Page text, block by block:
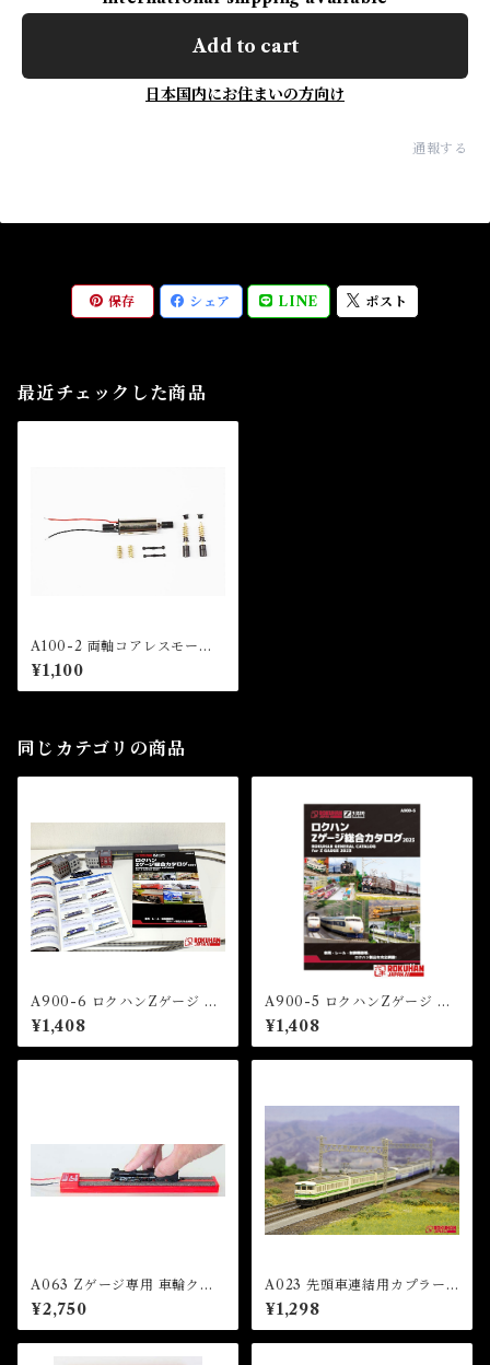
Add to cart
日本国内にお住まいの方向け
通報する
保存 シェア LINE ポスト
最近チェックした商品
A100-2 両軸コアレスモータ
ー (Double Shaft Coreless
Motor)
¥1,100
同じカテゴリの商品
A900-6 ロクハンZゲージ 総
合カタログ 2024 (Rokuhan Z
Gauge General Catalog 202
4)
¥1,408
A900-5 ロクハンZゲージ 総
合カタログ 2023 (Rokuhan Z
Gauge General Catalog 202
3)
¥1,408
A063 Zゲージ専用 車輪クリ
ーナー (Wheel Cleaner for
Z Gauge)
¥2,750
A023 先頭車連結用カプラー
セット(113系/115系/415系用)
（Coupler Set）
¥1,298